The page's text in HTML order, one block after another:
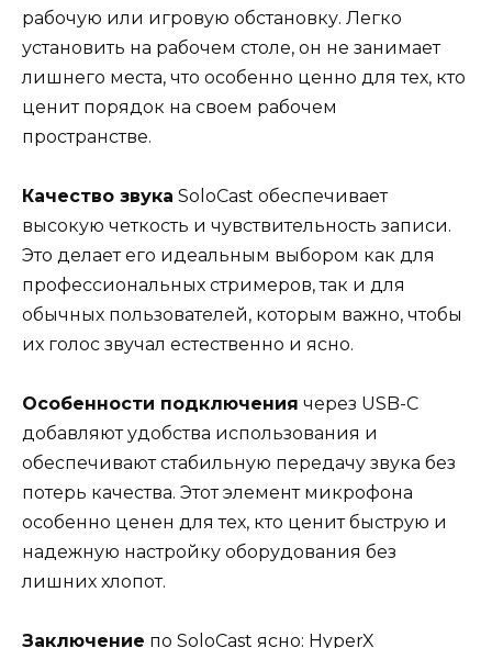
рабочую или игровую обстановку. Легко
установить на рабочем столе, он не занимает
лишнего места, что особенно ценно для тех, кто
ценит порядок на своем рабочем
пространстве.
Качество звука SoloCast обеспечивает
высокую четкость и чувствительность записи.
Это делает его идеальным выбором как для
профессиональных стримеров, так и для
обычных пользователей, которым важно, чтобы
их голос звучал естественно и ясно.
Особенности подключения через USB-C
добавляют удобства использования и
обеспечивают стабильную передачу звука без
потерь качества. Этот элемент микрофона
особенно ценен для тех, кто ценит быструю и
надежную настройку оборудования без
лишних хлопот.
Заключение по SoloCast ясно: HyperX